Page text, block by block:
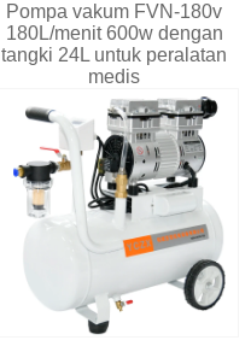
Pompa vakum FVN-180v
180L/menit 600w dengan
tangki 24L untuk peralatan
medis